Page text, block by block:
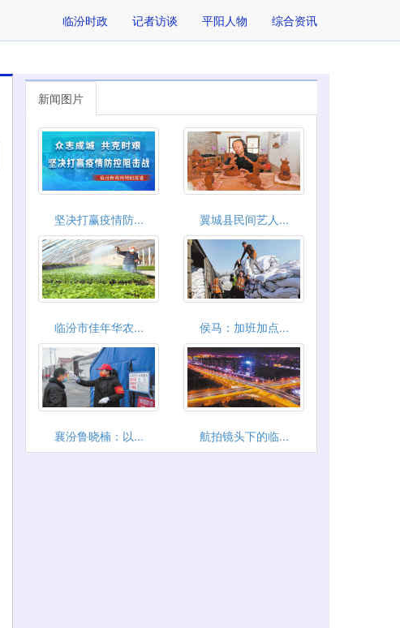
临汾时政 记者访谈 平阳人物 综合资讯
新闻图片
坚决打赢疫情防... 翼城县民间艺人...
临汾市佳年华农... 侯马：加班加点...
襄汾鲁晓楠：以... 航拍镜头下的临...